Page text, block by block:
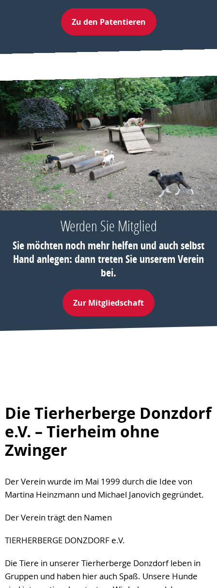
Zu den Patentieren
Werden Sie Mitglied
Sie möchten noch mehr helfen und auch selbst
Hand anlegen: dann treten Sie unserem Verein
bei.
Zur Mitgliedschaft
Die Tierherberge Donzdorf
e.V. – Tierheim ohne
Zwinger
Der Verein wurde im Mai 1999 durch die Idee von
Martina Heinzmann und Michael Janovich gegründet.
Der Verein trägt den Namen
TIERHERBERGE DONZDORF e.V.
Die Tiere in unserer Tierherberge Donzdorf leben in
Gruppen und haben hier auch Spaß. Unsere Hunde